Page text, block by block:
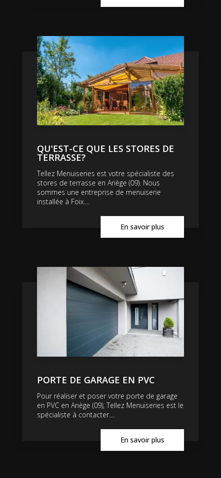
QU'EST-CE QUE LES STORES DE
TERRASSE?
Tellez Menuiseries est votre spécialiste des
stores de terrasse en Ariège (09). Nous
sommes une entreprise de menuiserie
installée à Foix....
En savoir plus
PORTE DE GARAGE EN PVC
Pour réaliser et poser votre porte de garage
en PVC en Ariège (09), Tellez Menuiseries est le
spécialiste à contacter....
En savoir plus